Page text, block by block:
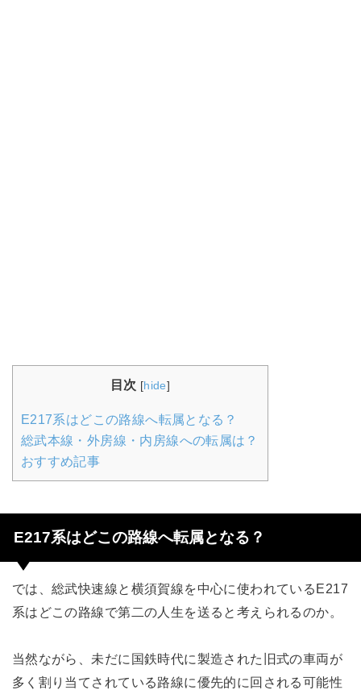
目次 [hide]
E217系はどこの路線へ転属となる？
総武本線・外房線・内房線への転属は？
おすすめ記事
E217系はどこの路線へ転属となる？
では、総武快速線と横須賀線を中心に使われているE217
系はどこの路線で第二の人生を送ると考えられるのか。
当然ながら、未だに国鉄時代に製造された旧式の車両が
多く割り当てされている路線に優先的に回される可能性